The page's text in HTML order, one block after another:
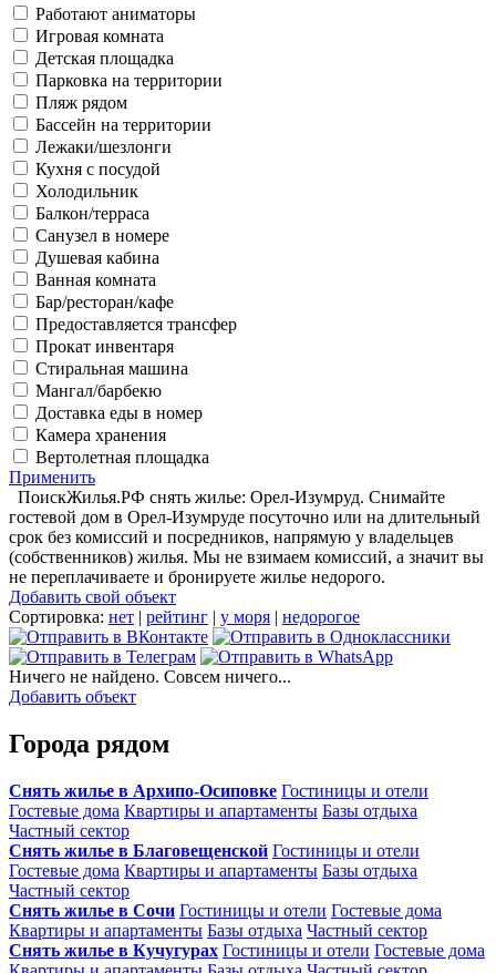
Работают аниматоры
Игровая комната
Детская площадка
Парковка на территории
Пляж рядом
Бассейн на территории
Лежаки/шезлонги
Кухня с посудой
Холодильник
Балкон/терраса
Санузел в номере
Душевая кабина
Ванная комната
Бар/ресторан/кафе
Предоставляется трансфер
Прокат инвентаря
Стиральная машина
Мангал/барбекю
Доставка еды в номер
Камера хранения
Вертолетная площадка
Применить
ПоискЖилья.РФ снять жилье: Орел-Изумруд. Снимайте
гостевой дом в Орел-Изумруде посуточно или на длительный
срок без комиссий и посредников, напрямую у владельцев
(собственников) жилья. Мы не взимаем комиссий, а значит вы
не переплачиваете и бронируете жилье недорого.
Добавить свой объект
Сортировка: нет | рейтинг | у моря | недорогое
Ничего не найдено. Совсем ничего...
Добавить объект
Города рядом
Снять жилье в Архипо-Осиповке Гостиницы и отели
Гостевые дома Квартиры и апартаменты Базы отдыха
Частный сектор
Снять жилье в Благовещенской Гостиницы и отели
Гостевые дома Квартиры и апартаменты Базы отдыха
Частный сектор
Снять жилье в Сочи Гостиницы и отели Гостевые дома
Квартиры и апартаменты Базы отдыха Частный сектор
Снять жилье в Кучугурах Гостиницы и отели Гостевые дома